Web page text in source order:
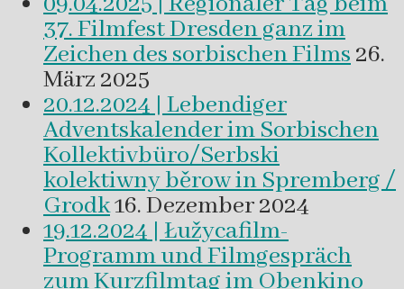
37. Filmfest Dresden ganz im
Zeichen des sorbischen Films26.
März 2025
20.12.2024 | Lebendiger
Adventskalender im Sorbischen
Kollektivbüro/Serbski
kolektiwny běrow in Spremberg /
Grodk16. Dezember 2024
19.12.2024 | Łužycafilm-
Programm und Filmgespräch
zum Kurzfilmtag im Obenkino